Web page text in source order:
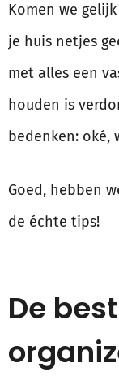
Komen we
je huis netjes
met alles een
houden is
bedenken: oké,
Goed, hebben
de échte tips!
De